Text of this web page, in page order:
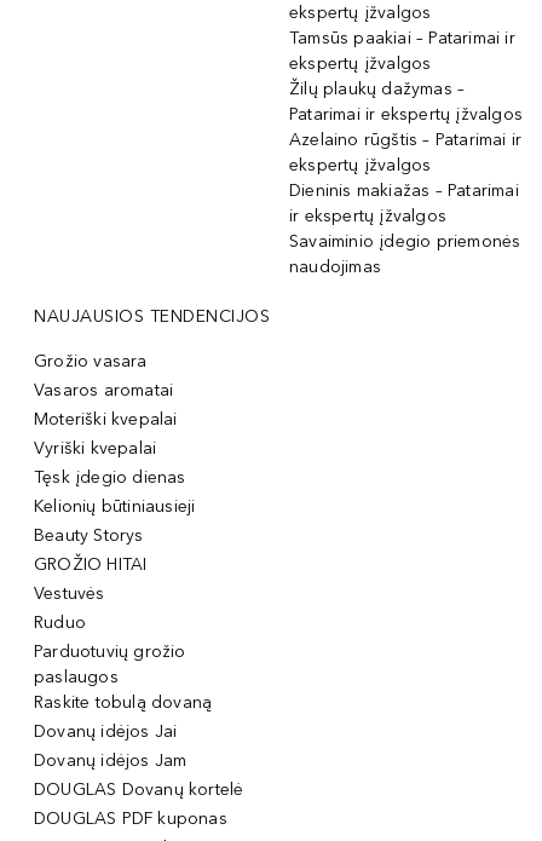
ekspertų įžvalgos
Tamsūs paakiai – Patarimai ir
ekspertų įžvalgos
Žilų plaukų dažymas –
Patarimai ir ekspertų įžvalgos
Azelaino rūgštis – Patarimai ir
ekspertų įžvalgos
Dieninis makiažas – Patarimai
ir ekspertų įžvalgos
Savaiminio įdegio priemonės
naudojimas
NAUJAUSIOS TENDENCIJOS
Grožio vasara
Vasaros aromatai
Moteriški kvepalai
Vyriški kvepalai
Tęsk įdegio dienas
Kelionių būtiniausieji
Beauty Storys
GROŽIO HITAI
Vestuvės
Ruduo
Parduotuvių grožio
paslaugos
Raskite tobulą dovaną
Dovanų idėjos Jai
Dovanų idėjos Jam
DOUGLAS Dovanų kortelė
DOUGLAS PDF kuponas